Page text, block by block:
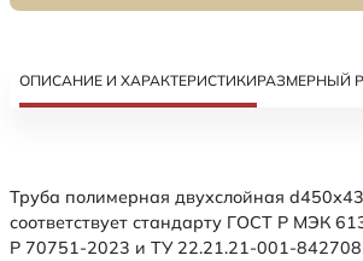
ОПИСАНИЕ И ХАРАКТЕРИСТИКИРАЗМЕРНЫЙ
Труба полимерная двухслойная
соответствует стандарту ГОСТ Р МЭК
Р 70751-2023 и ТУ 22.21.21-001-